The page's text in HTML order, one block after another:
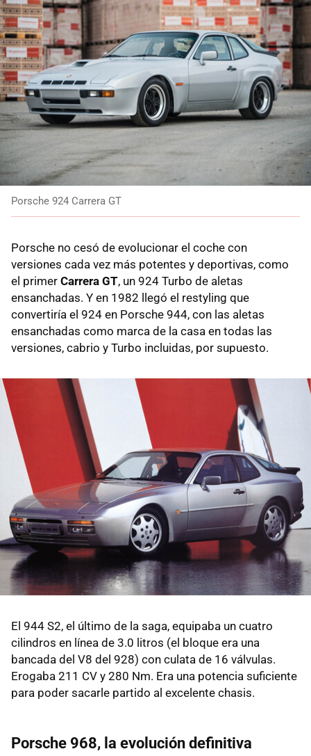
Porsche 924 Carrera GT
Porsche no cesó de evolucionar el coche con
versiones cada vez más potentes y deportivas, como
el primer Carrera GT, un 924 Turbo de aletas
ensanchadas. Y en 1982 llegó el restyling que
convertiría el 924 en Porsche 944, con las aletas
ensanchadas como marca de la casa en todas las
versiones, cabrio y Turbo incluidas, por supuesto.
El 944 S2, el último de la saga, equipaba un cuatro
cilindros en línea de 3.0 litros (el bloque era una
bancada del V8 del 928) con culata de 16 válvulas.
Erogaba 211 CV y 280 Nm. Era una potencia suficiente
para poder sacarle partido al excelente chasis.
Porsche 968, la evolución definitiva